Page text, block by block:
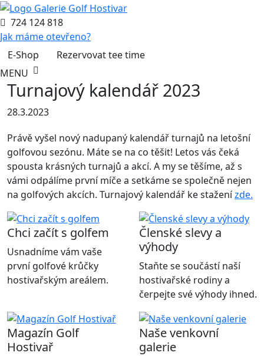
724 124 818
Jak máme otevřeno?
E-Shop
Rezervovat tee time
MENU
Turnajový kalendář 2023
28.3.2023
Právě vyšel nový nadupaný kalendář turnajů na letošní
golfovou sezónu. Máte se na co těšit! Letos vás čeká
spousta krásných turnajů a akcí. A my se těšíme, až s
vámi odpálíme první míče a setkáme se společně nejen
na golfových akcích. Turnajový kalendář ke staženízde.
Chci začít s golfem
Usnadníme vám vaše
první golfové krůčky
hostivařským areálem.
Členské slevy a
výhody
Staňte se součástí naší
hostivařské rodiny a
čerpejte své výhody ihned.
Magazín Golf
Hostivař
Naše venkovní
galerie